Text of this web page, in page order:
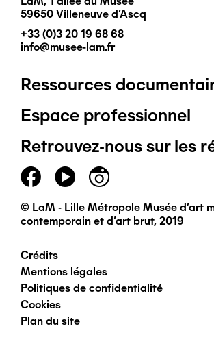
59650 Villeneuve d'Ascq
+33 (0)3 20 19 68 68
info@musee-lam.fr
Pied
de
page
principal
Ressources
Espace professionnel
Retrouvez-nous sur les
© LaM - Lille Métropole Musée d'art
contemporain et d'art brut, 2019
Pied
de
page
Crédits
Mentions légales
Politiques de confidentialité
Cookies
Plan du site